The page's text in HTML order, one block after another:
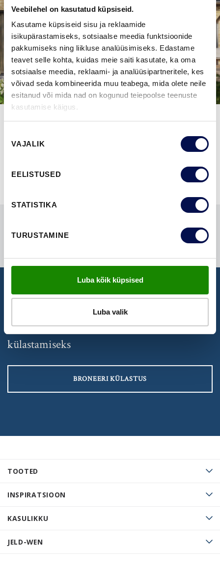
Veebilehel on kasutatud küpsiseid.
Kasutame küpsiseid sisu ja reklaamide
isikupärastamiseks, sotsiaalse meedia funktsioonide
pakkumiseks ning liikluse analüüsimiseks. Edastame
teavet selle kohta, kuidas meie saiti kasutate, ka oma
sotsiaalse meedia, reklaami- ja analüüsipartneritele, kes
võivad seda kombineerida muu teabega, mida olete neile
esitanud või mida nad on kogunud teiepoolse teenuste
kasutamise käigus.
valik
VAJALIK
EELISTUSED
STATISTIKA
TURUSTAMINE
Luba kõik küpsised
Luba valik
NÄITA KÕIKI
TOOTED
INSPIRATSIOON
KASULIKKU
JELD-WEN
NÄIDISTESAAL
Broneeri aeg Swedoori näidistesaali
külastamiseks
BRONEERI KÜLASTUS